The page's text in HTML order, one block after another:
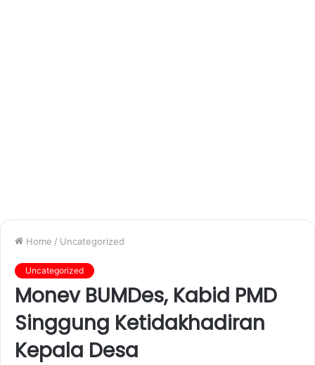
Home / Uncategorized
Uncategorized
Monev BUMDes, Kabid PMD
Singgung Ketidakhadiran
Kepala Desa